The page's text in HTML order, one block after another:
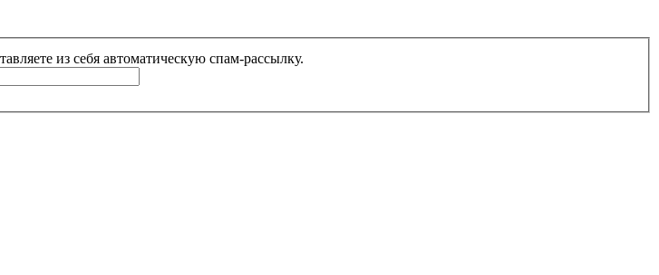
из себя автоматическую спам-рассылку.